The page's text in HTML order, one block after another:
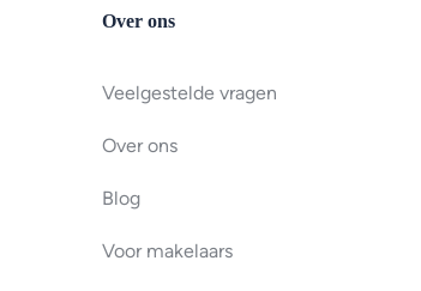
Over ons
Veelgestelde vragen
Over ons
Blog
Voor makelaars